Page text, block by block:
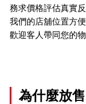
務求價格評估真實
我們的店舖位置方
歡迎客人帶同您的
為什麼放